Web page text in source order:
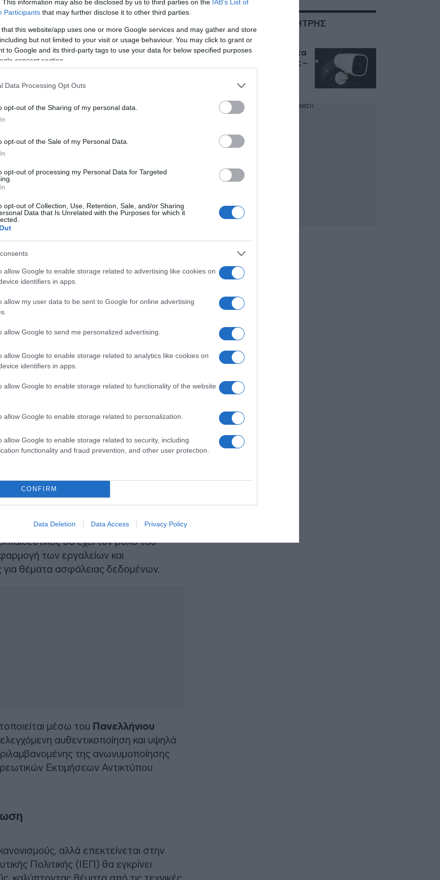
This information may also be disclosed by us to third parties on the IAB’s List of
Participants that may further disclose it to other third parties.
that this website/app uses one or more Google services and may gather and store
but not limited to your visit or usage behaviour. You may click to grant or
to Google and its third-party tags to use your data for below specified purposes
consent section.
Data Processing Opt Outs
opt-out of the Sharing of my personal data.
opt-out of the Sale of my Personal Data.
opt-out of processing my Personal Data for Targeted
opt-out of Collection, Use, Retention, Sale, and/or Sharing
Data that Is Unrelated with the Purposes for which it
allow Google to enable storage related to advertising like cookies on
identifiers in apps.
allow my user data to be sent to Google for online advertising
allow Google to send me personalized advertising.
allow Google to enable storage related to analytics like cookies on
identifiers in apps.
allow Google to enable storage related to functionality of the website
allow Google to enable storage related to personalization.
allow Google to enable storage related to security, including
functionality and fraud prevention, and other user protection.
CONFIRM
Data Deletion Data Access Privacy Policy
Νοημοσύνη ορίζεται ως εργαλείο
κριτικής σκέψης. Η χρήση της
εποπτεία των εκπαιδευτικών και
ή την υπηρεσιακή κατάσταση
οι απαγορεύσεις
η κυβέρνηση εισάγει
θα μπορούσαν να υπονομεύσουν την
Συγκεκριμένα:
η δημιουργία
και η χρήση ψευδών πηγών.
Τίθεται «μπλόκο» στην εισαγωγή
βαθμοί, δεδομένα υγείας)
αυστηρά η δημιουργία προφίλ
απαγορεύεται σε τεστ και εξετάσεις
μαθητικές εργασίες δεν επιτρέπεται
παραγωγής.
ΤΝ»
ενός«Συντονιστή χρήσης ΤΝ» σε
θα έχει τον ρόλο του
των εργαλείων και
θέματα ασφάλειας δεδομένων.
μέσω του Πανελλήνιου
αυθεντικοποίηση και υψηλά
της ανωνυμοποίησης
Εκτιμήσεων Αντικτύπου
αλλά επεκτείνεται στην
Πολιτικής (ΙΕΠ) θα εγκρίνει
καλύπτοντας θέματα από τις τεχνικές
ΣΧΕΤΙΚΑ ΜΕ:ΔΗΜΗΤΡΗΣ
ΠΑΠΑΣΤΕΡΓΙΟΥ
388 νέες κάμερες στα
φανάρια της Αττικής –
θα μπουν
ΔΙΑΦΗΜΙΣΗ